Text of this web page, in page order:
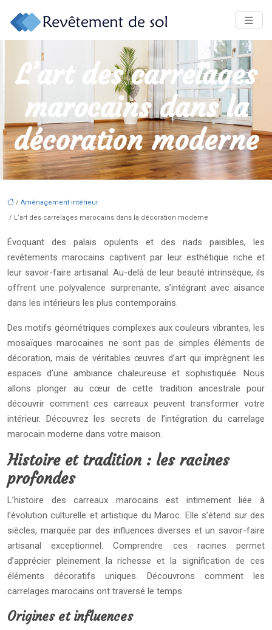
L’art des carrelages
marocains dans la
décoration moderne
/ Aménagement intérieur
/ L’art des carrelages marocains dans la décoration moderne
Évoquant des palais opulents et des riads paisibles, les
revêtements marocains captivent par leur esthétique riche et
leur savoir-faire artisanal. Au-delà de leur beauté intrinsèque, ils
offrent une polyvalence surprenante, s’intégrant avec aisance
dans les intérieurs les plus contemporains.
Des motifs géométriques complexes aux couleurs vibrantes, les
mosaïques marocaines ne sont pas de simples éléments de
décoration, mais de véritables œuvres d’art qui imprègnent les
espaces d’une ambiance chaleureuse et sophistiquée. Nous
allons plonger au cœur de cette tradition ancestrale pour
découvrir comment ces carreaux peuvent transformer votre
intérieur. Découvrez les secrets de l’intégration du carrelage
marocain moderne dans votre maison.
Histoire et tradition : les racines
profondes
L’histoire des carreaux marocains est intimement liée à
l’évolution culturelle et artistique du Maroc. Elle s’étend sur des
siècles, marquée par des influences diverses et un savoir-faire
artisanal exceptionnel. Comprendre ces racines permet
d’apprécier pleinement la richesse et la signification de ces
éléments décoratifs uniques. Découvrons comment les
carrelages marocains ont traversé le temps.
Origines et influences